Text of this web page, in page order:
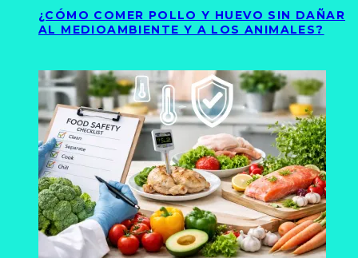
¿CÓMO COMER POLLO Y HUEVO SIN DAÑAR
AL MEDIOAMBIENTE Y A LOS ANIMALES?